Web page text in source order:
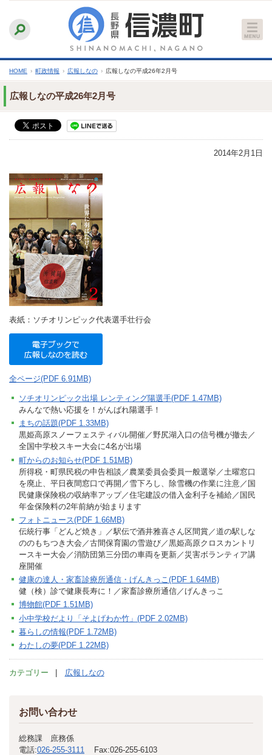
文
へ
ふりがなをつける
文字サイズ
縮小 標準 拡大
HOME › 町政情報 › 広報しなの › 広報しなの平成26年2月号
広報しなの平成26年2月号
2014年2月1日
表紙：ソチオリンピック代表選手壮行会
全ページ(PDF 6.91MB)
ソチオリンピック出場 レンティング陽選手(PDF 1.47MB)
みんなで熱い応援を！がんばれ陽選手！
まちの話題(PDF 1.33MB)
黒姫高原スノーフェスティバル開催／野尻湖入口の信号機が撤去／
全国中学校スキー大会に4名が出場
町からのお知らせ(PDF 1.51MB)
所得税・町県民税の申告相談／農業委員会委員一般選挙／土曜窓口
を廃止、平日夜間窓口で再開／雪下ろし、除雪機の作業に注意／国
民健康保険税の収納率アップ／住宅建設の借入金利子を補給／国民
年金保険料の2年前納が始まります
フォトニュース(PDF 1.66MB)
伝統行事「どんど焼き」／駅伝で酒井雅喜さん区間賞／道の駅しな
ののもちつき大会／古間保育園の雪遊び／黒姫高原クロスカントリ
ースキー大会／消防団第三分団の車両を更新／災害ボランティア講
座開催
健康の達人・家畜診療所通信・げんきっこ(PDF 1.64MB)
健（検）診で健康長寿に！／家畜診療所通信／げんきっこ
博物館(PDF 1.51MB)
小中学校だより「そよげわか竹」(PDF 2.02MB)
暮らしの情報(PDF 1.72MB)
わたしの夢(PDF 1.22MB)
カテゴリー 広報しなの
お問い合わせ
総務課 庶務係
電話:026-255-3111 Fax:026-255-6103